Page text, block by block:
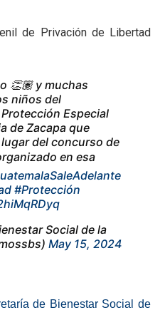
de Privación de Libertad
👏🏽 y muchas
niños del
Especial
de Zacapa que
del concurso de
en esa
#Protección
Social de la
May 15, 2024
de Bienestar Social de